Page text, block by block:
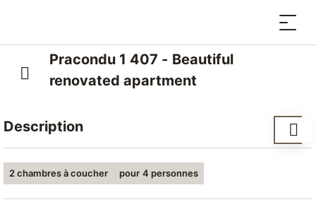
Pracondu 1 407 - Beautiful
renovated apartment
Description
Imaginez-vous dans cet appartement
2 chambres à coucher pour 4 personnes